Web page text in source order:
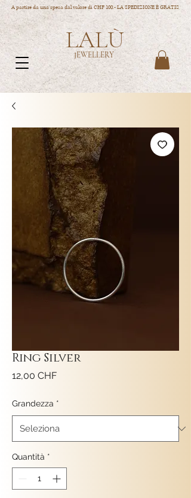
A partire da una spesa dal valore di CHF 100.- LA SPEDIZIONE È GRATIS
LALÙ
JEWELLERY
Ring Silver
12,00 CHFPrezzo
Grandezza *
Quantità *